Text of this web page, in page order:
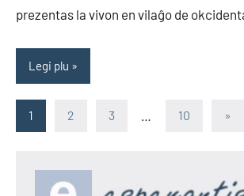
prezentas la vivon en vilaĝo de
Legi plu
Paĝnumerado
afiŝoj
1 2 3 10 »